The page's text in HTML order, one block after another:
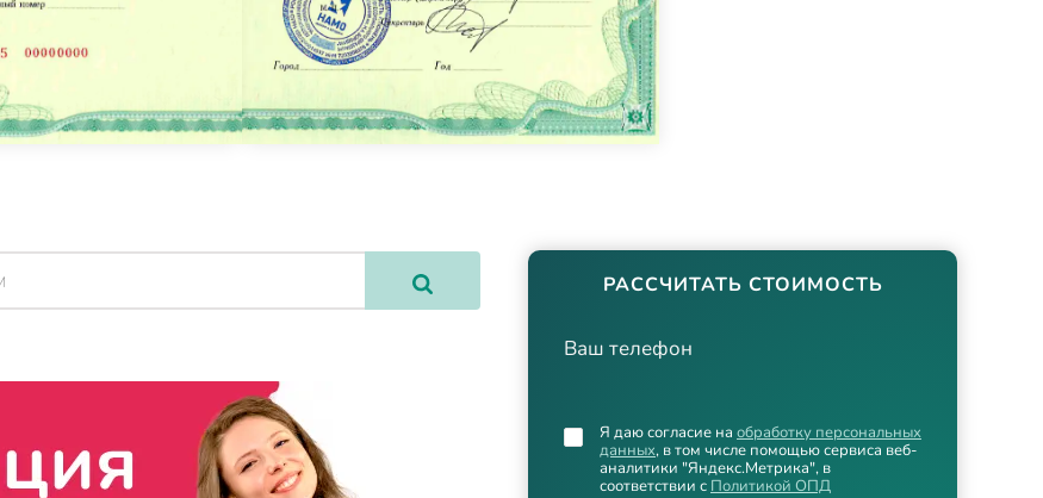
РАССЧИТАТЬ СТОИМОСТЬ
Ваш телефон
Я даю согласие на обработку персональных
данных, в том числе помощью сервиса веб-
аналитики "Яндекс.Метрика", в
соответствии с Политикой ОПД